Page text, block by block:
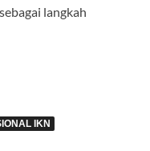
langkah
IKN